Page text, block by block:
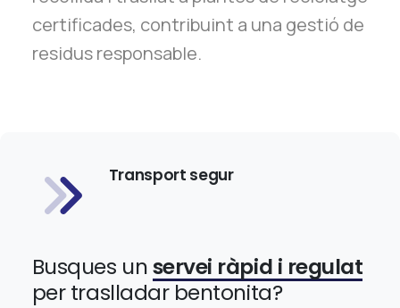
certificades, contribuint a una gestió de
residus responsable.
Transport segur
Busques unservei ràpid i regulat
per traslladar bentonita?